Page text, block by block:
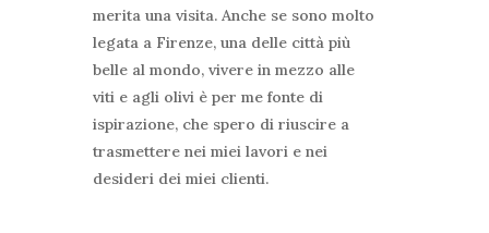
merita una visita. Anche se sono molto
legata a Firenze, una delle città più
belle al mondo, vivere in mezzo alle
viti e agli olivi è per me fonte di
ispirazione, che spero di riuscire a
trasmettere nei miei lavori e nei
desideri dei miei clienti.